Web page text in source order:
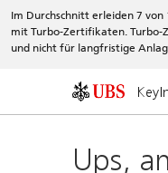
Im Durchschnitt erleiden 7
mit Turbo-Zertifikaten. Turbo-
und nicht für langfristige
Ups,